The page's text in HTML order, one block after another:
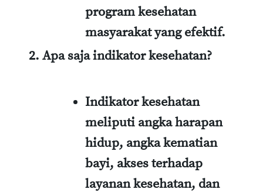
program kesehatan
masyarakat yang efektif.
Apa saja indikator kesehatan?
Indikator kesehatan
meliputi angka harapan
hidup, angka kematian
bayi, akses terhadap
layanan kesehatan, dan